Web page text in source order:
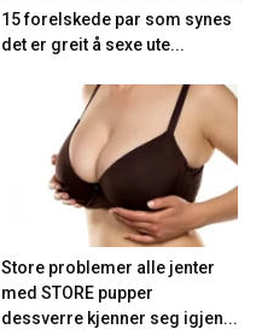
15 forelskede par som synes
det er greit å sexe ute...
Store problemer alle jenter
med STORE pupper
dessverre kjenner seg igjen...